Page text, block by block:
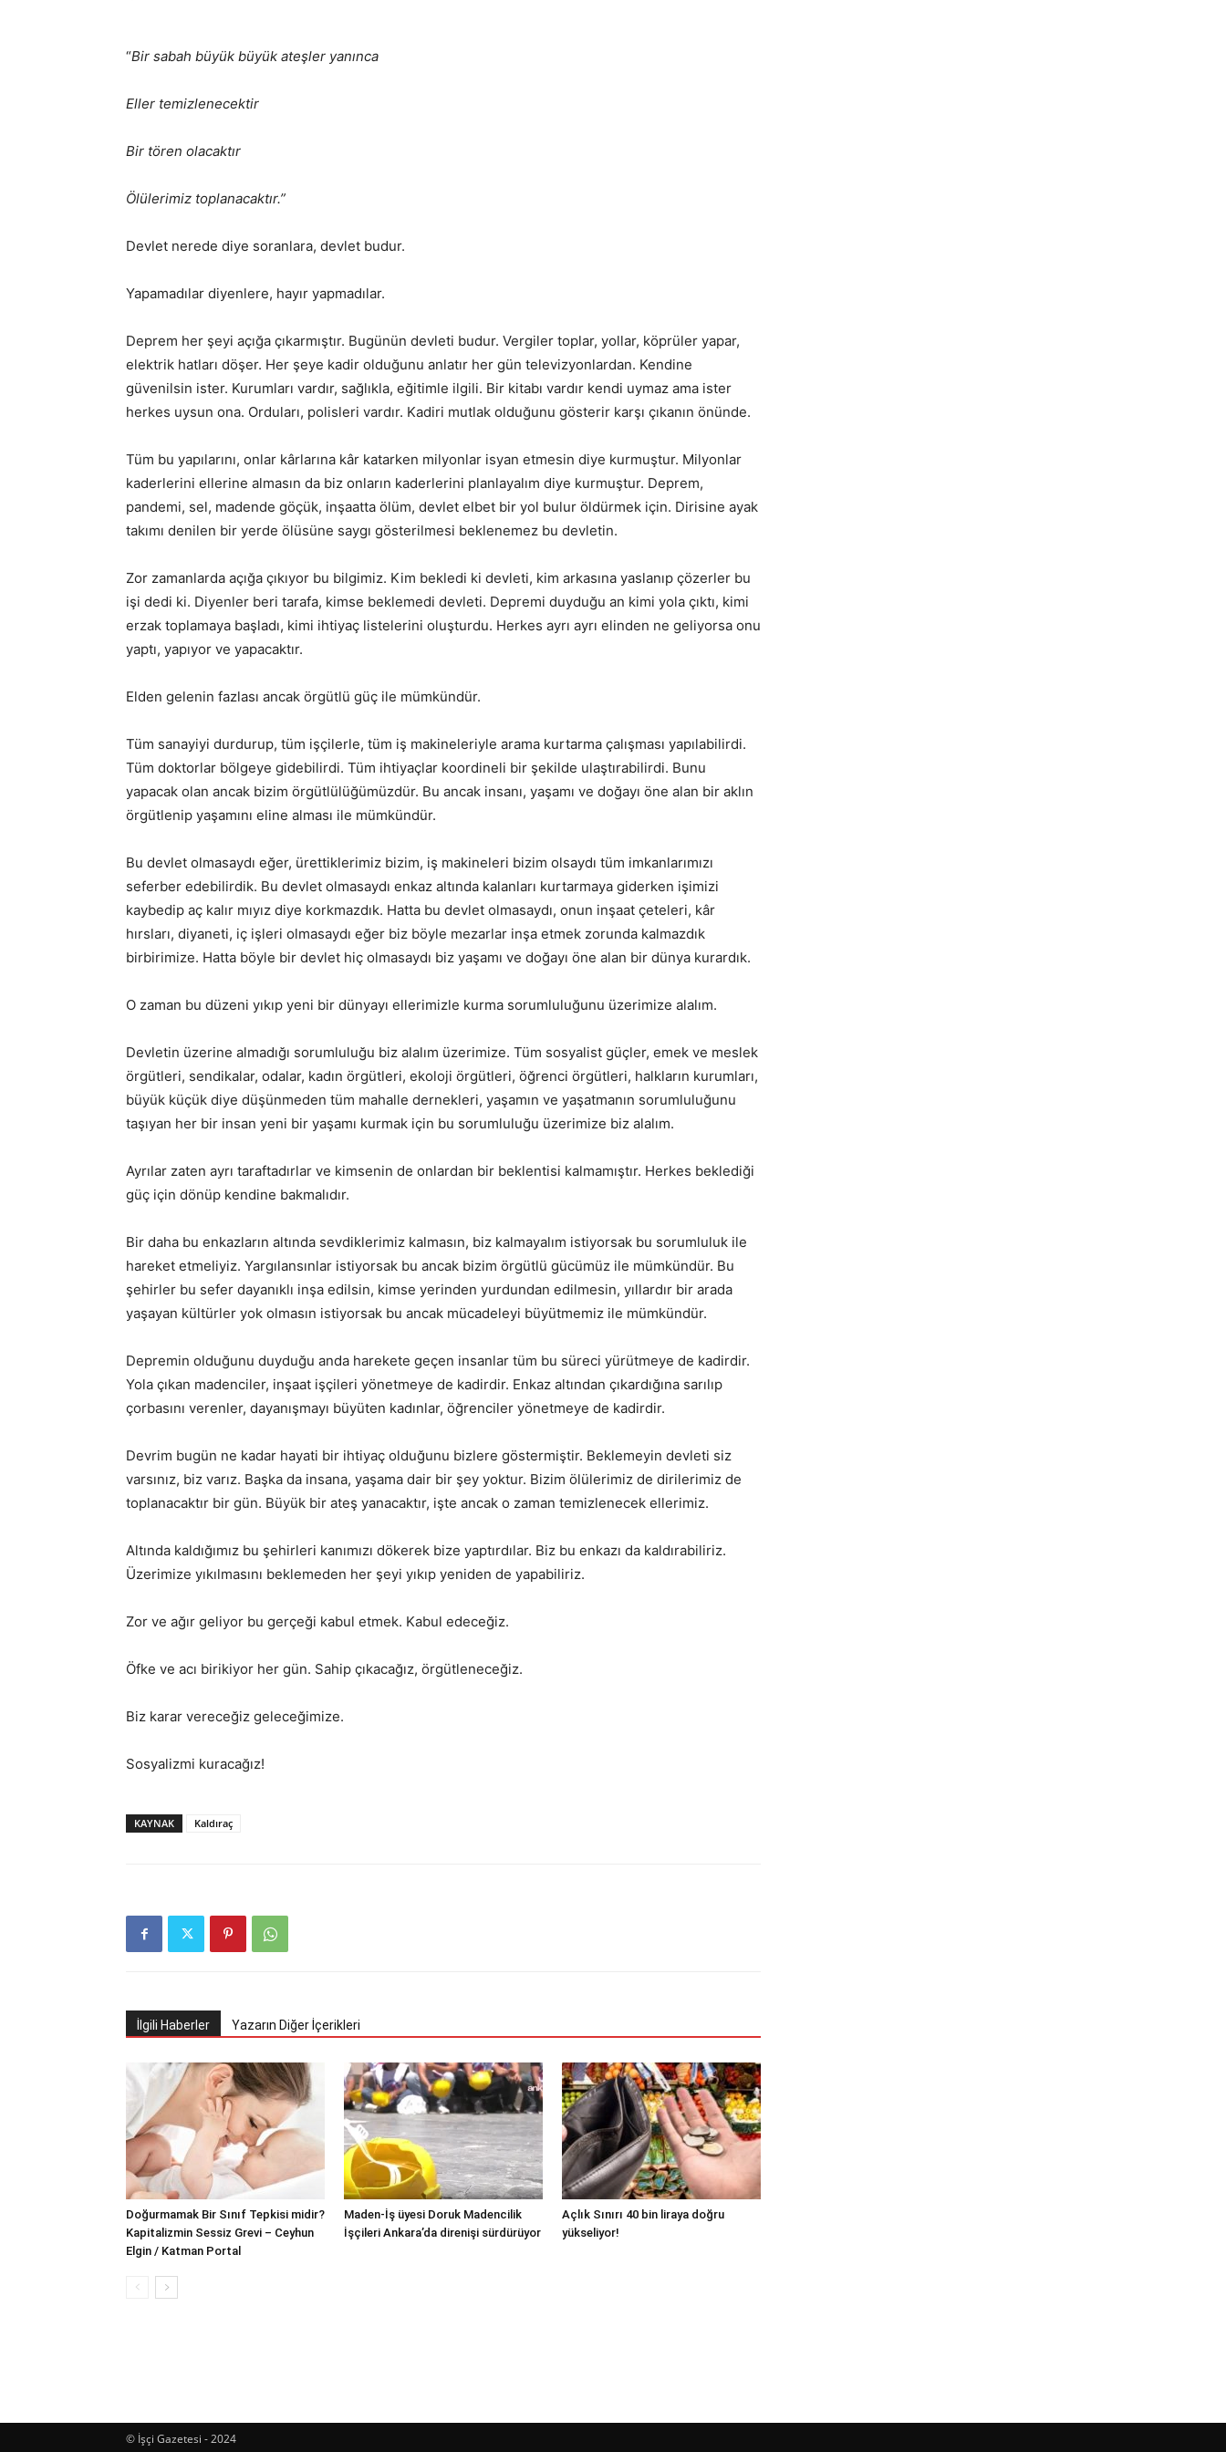
“Bir sabah büyük büyük ateşler yanınca
Eller temizlenecektir
Bir tören olacaktır
Ölülerimiz toplanacaktır.”
Devlet nerede diye soranlara, devlet budur.
Yapamadılar diyenlere, hayır yapmadılar.
Deprem her şeyi açığa çıkarmıştır. Bugünün devleti budur. Vergiler toplar, yollar, köprüler yapar,
elektrik hatları döşer. Her şeye kadir olduğunu anlatır her gün televizyonlardan. Kendine
güvenilsin ister. Kurumları vardır, sağlıkla, eğitimle ilgili. Bir kitabı vardır kendi uymaz ama ister
herkes uysun ona. Orduları, polisleri vardır. Kadiri mutlak olduğunu gösterir karşı çıkanın önünde.
Tüm bu yapılarını, onlar kârlarına kâr katarken milyonlar isyan etmesin diye kurmuştur. Milyonlar
kaderlerini ellerine almasın da biz onların kaderlerini planlayalım diye kurmuştur. Deprem,
pandemi, sel, madende göçük, inşaatta ölüm, devlet elbet bir yol bulur öldürmek için. Dirisine ayak
takımı denilen bir yerde ölüsüne saygı gösterilmesi beklenemez bu devletin.
Zor zamanlarda açığa çıkıyor bu bilgimiz. Kim bekledi ki devleti, kim arkasına yaslanıp çözerler bu
işi dedi ki. Diyenler beri tarafa, kimse beklemedi devleti. Depremi duyduğu an kimi yola çıktı, kimi
erzak toplamaya başladı, kimi ihtiyaç listelerini oluşturdu. Herkes ayrı ayrı elinden ne geliyorsa onu
yaptı, yapıyor ve yapacaktır.
Elden gelenin fazlası ancak örgütlü güç ile mümkündür.
Tüm sanayiyi durdurup, tüm işçilerle, tüm iş makineleriyle arama kurtarma çalışması yapılabilirdi.
Tüm doktorlar bölgeye gidebilirdi. Tüm ihtiyaçlar koordineli bir şekilde ulaştırabilirdi. Bunu
yapacak olan ancak bizim örgütlülüğümüzdür. Bu ancak insanı, yaşamı ve doğayı öne alan bir aklın
örgütlenip yaşamını eline alması ile mümkündür.
Bu devlet olmasaydı eğer, ürettiklerimiz bizim, iş makineleri bizim olsaydı tüm imkanlarımızı
seferber edebilirdik. Bu devlet olmasaydı enkaz altında kalanları kurtarmaya giderken işimizi
kaybedip aç kalır mıyız diye korkmazdık. Hatta bu devlet olmasaydı, onun inşaat çeteleri, kâr
hırsları, diyaneti, iç işleri olmasaydı eğer biz böyle mezarlar inşa etmek zorunda kalmazdık
birbirimize. Hatta böyle bir devlet hiç olmasaydı biz yaşamı ve doğayı öne alan bir dünya kurardık.
O zaman bu düzeni yıkıp yeni bir dünyayı ellerimizle kurma sorumluluğunu üzerimize alalım.
Devletin üzerine almadığı sorumluluğu biz alalım üzerimize. Tüm sosyalist güçler, emek ve meslek
örgütleri, sendikalar, odalar, kadın örgütleri, ekoloji örgütleri, öğrenci örgütleri, halkların kurumları,
büyük küçük diye düşünmeden tüm mahalle dernekleri, yaşamın ve yaşatmanın sorumluluğunu
taşıyan her bir insan yeni bir yaşamı kurmak için bu sorumluluğu üzerimize biz alalım.
Ayrılar zaten ayrı taraftadırlar ve kimsenin de onlardan bir beklentisi kalmamıştır. Herkes beklediği
güç için dönüp kendine bakmalıdır.
Bir daha bu enkazların altında sevdiklerimiz kalmasın, biz kalmayalım istiyorsak bu sorumluluk ile
hareket etmeliyiz. Yargılansınlar istiyorsak bu ancak bizim örgütlü gücümüz ile mümkündür. Bu
şehirler bu sefer dayanıklı inşa edilsin, kimse yerinden yurdundan edilmesin, yıllardır bir arada
yaşayan kültürler yok olmasın istiyorsak bu ancak mücadeleyi büyütmemiz ile mümkündür.
Depremin olduğunu duyduğu anda harekete geçen insanlar tüm bu süreci yürütmeye de kadirdir.
Yola çıkan madenciler, inşaat işçileri yönetmeye de kadirdir. Enkaz altından çıkardığına sarılıp
çorbasını verenler, dayanışmayı büyüten kadınlar, öğrenciler yönetmeye de kadirdir.
Devrim bugün ne kadar hayati bir ihtiyaç olduğunu bizlere göstermiştir. Beklemeyin devleti siz
varsınız, biz varız. Başka da insana, yaşama dair bir şey yoktur. Bizim ölülerimiz de dirilerimiz de
toplanacaktır bir gün. Büyük bir ateş yanacaktır, işte ancak o zaman temizlenecek ellerimiz.
Altında kaldığımız bu şehirleri kanımızı dökerek bize yaptırdılar. Biz bu enkazı da kaldırabiliriz.
Üzerimize yıkılmasını beklemeden her şeyi yıkıp yeniden de yapabiliriz.
Zor ve ağır geliyor bu gerçeği kabul etmek. Kabul edeceğiz.
Öfke ve acı birikiyor her gün. Sahip çıkacağız, örgütleneceğiz.
Biz karar vereceğiz geleceğimize.
Sosyalizmi kuracağız!
KAYNAK Kaldıraç
İlgili Haberler Yazarın Diğer İçerikleri
Doğurmamak Bir Sınıf Tepkisi midir?
Kapitalizmin Sessiz Grevi – Ceyhun
Elgin / Katman Portal
Maden-İş üyesi Doruk Madencilik
İşçileri Ankara’da direnişi sürdürüyor
Açlık Sınırı 40 bin liraya doğru
yükseliyor!
© İşçi Gazetesi - 2024